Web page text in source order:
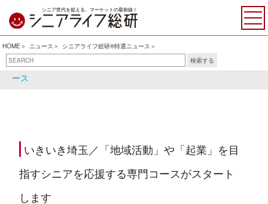
シニア世代を捉える、マーケットの最前線！
HOME ニュース
シニアライフ総研®特選ニュース
検索する
シニアライフ総研®特選ニュ
ース
シニア関連ニュース
いきいき埼玉／「地域活動」や「起業」を目
指すシニアを応援する専門コースがスタート
します